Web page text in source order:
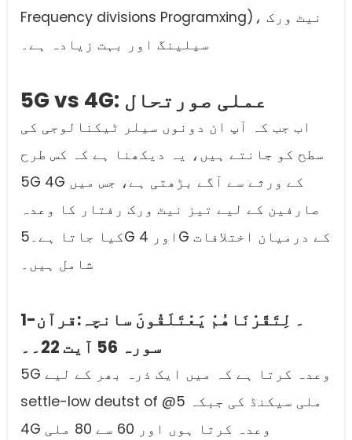
Frequency divisions Programxing)، نیٹ ورک
سیلینگ اور بہت زیادہ ہے۔
5G vs 4G: عملی صورتحال
اب جب کہ آپ ان دونوں سیلر ٹیکنالوجی کی
سطح کو جانتے ہیں، یہ دیکھنا ہے کہ کس طرح
5G 4G کے ورثے سے آگے بڑھتی ہے، جس میں
صارفین کے لیے تیز نیٹ ورک رفتار کا وعدہ
کیا جاتا ہے۔5G اور 4G کے درمیان اختلافات
شامل ہیں۔
1۔ لِتَقَّرْنَاهُمْ يَعْتَلَقُونَ سانچہ:قرآن-
سورہ 56 آیت 22۔۔
5G وعدہ کرتا ہے کہ میں ایک ذرہ بھر کے لیے
settle-low deutst of @5 ملی سیکنڈ کی جبکہ
4G وعدہ کرتا ہوں اور 60 سے 80 ملی